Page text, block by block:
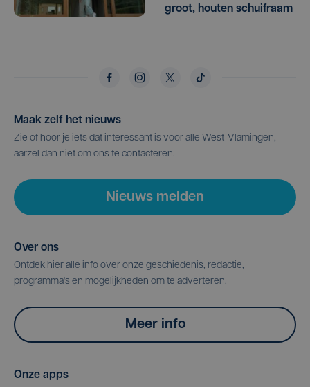
groot, houten schuifraam
Maak zelf het nieuws
Zie of hoor je iets dat interessant is voor alle West-Vlamingen,
aarzel dan niet om ons te contacteren.
Nieuws melden
Over ons
Ontdek hier alle info over onze geschiedenis, redactie,
programma's en mogelijkheden om te adverteren.
Meer info
Onze apps